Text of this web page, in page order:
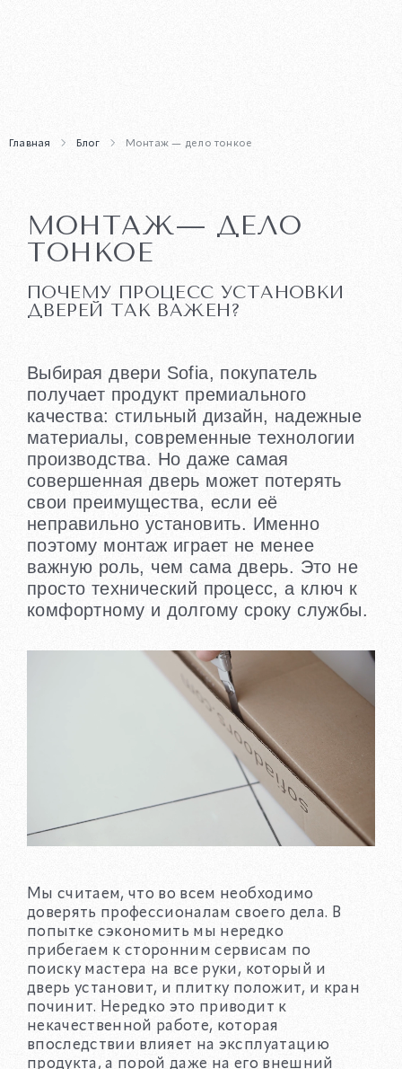
Главная Блог Монтаж — дело тонкое
МОНТАЖ— ДЕЛО
ТОНКОЕ
ПОЧЕМУ ПРОЦЕСС УСТАНОВКИ
ДВЕРЕЙ ТАК ВАЖЕН?
Выбирая двери Sofia, покупатель
получает продукт премиального
качества: стильный дизайн, надежные
материалы, современные технологии
производства. Но даже самая
совершенная дверь может потерять
свои преимущества, если её
неправильно установить. Именно
поэтому монтаж играет не менее
важную роль, чем сама дверь. Это не
просто технический процесс, а ключ к
комфортному и долгому сроку службы.
Мы считаем, что во всем необходимо
доверять профессионалам своего дела. В
попытке сэкономить мы нередко
прибегаем к сторонним сервисам по
поиску мастера на все руки, который и
дверь установит, и плитку положит, и кран
починит. Нередко это приводит к
некачественной работе, которая
впоследствии влияет на эксплуатацию
продукта, а порой даже на его внешний